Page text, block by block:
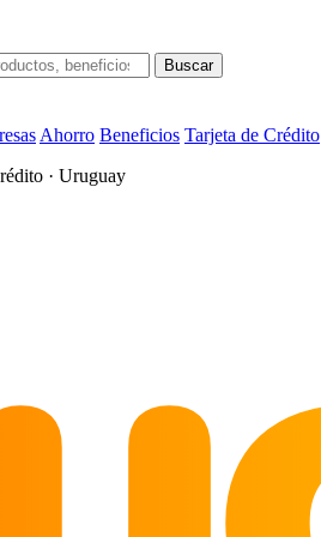
Buscar
Ahorro Beneficios Tarjeta de Crédito
· Uruguay